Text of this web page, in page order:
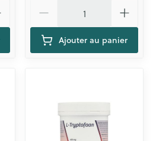
Ajouter au panier